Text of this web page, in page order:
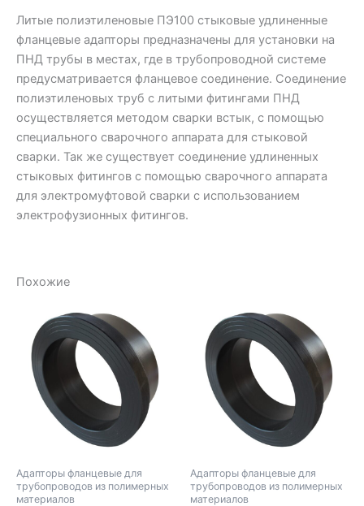
Литые полиэтиленовые ПЭ100 стыковые удлиненные
фланцевые адапторы предназначены для установки на
ПНД трубы в местах, где в трубопроводной системе
предусматривается фланцевое соединение. Соединение
полиэтиленовых труб с литыми фитингами ПНД
осуществляется методом сварки встык, с помощью
специального сварочного аппарата для стыковой
сварки. Так же существует соединение удлиненных
стыковых фитингов с помощью сварочного аппарата
для электромуфтовой сварки с использованием
электрофузионных фитингов.
Похожие
Адапторы фланцевые для
трубопроводов из полимерных
материалов
Адапторы фланцевые для
трубопроводов из полимерных
материалов